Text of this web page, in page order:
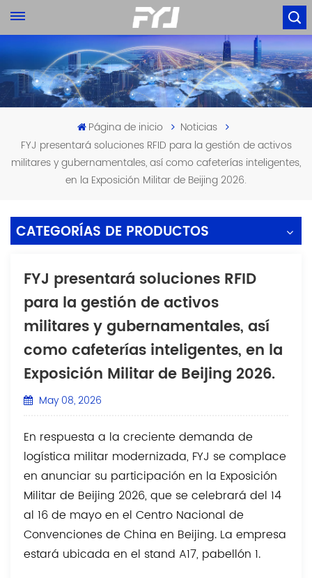
Página de inicio
Noticias
FYJ presentará soluciones RFID para la gestión de activos
militares y gubernamentales, así como cafeterías inteligentes,
en la Exposición Militar de Beijing 2026.
CATEGORÍAS DE PRODUCTOS
FYJ presentará soluciones RFID
para la gestión de activos
militares y gubernamentales, así
como cafeterías inteligentes, en la
Exposición Militar de Beijing 2026.
May 08, 2026
En respuesta a la creciente demanda de
logística militar modernizada, FYJ se complace
en anunciar su participación en la Exposición
Militar de Beijing 2026, que se celebrará del 14
al 16 de mayo en el Centro Nacional de
Convenciones de China en Beijing. La empresa
estará ubicada en el stand A17, pabellón 1.